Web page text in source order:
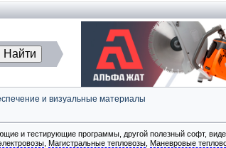
и визуальные материалы
и тестирующие программы, другой полезный софт,
Магистральные тепловозы Маневровые